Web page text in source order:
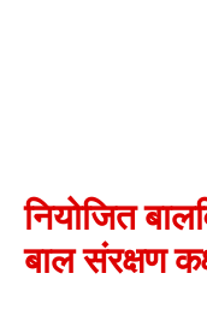
नियोजित
बाल संरक्षण